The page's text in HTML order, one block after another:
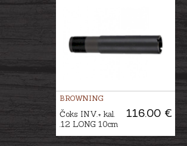
BROWNING
116.00 €
Čoks INV.+ kal.
.12 LONG 10cm